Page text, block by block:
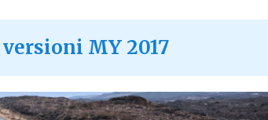
MY 2017